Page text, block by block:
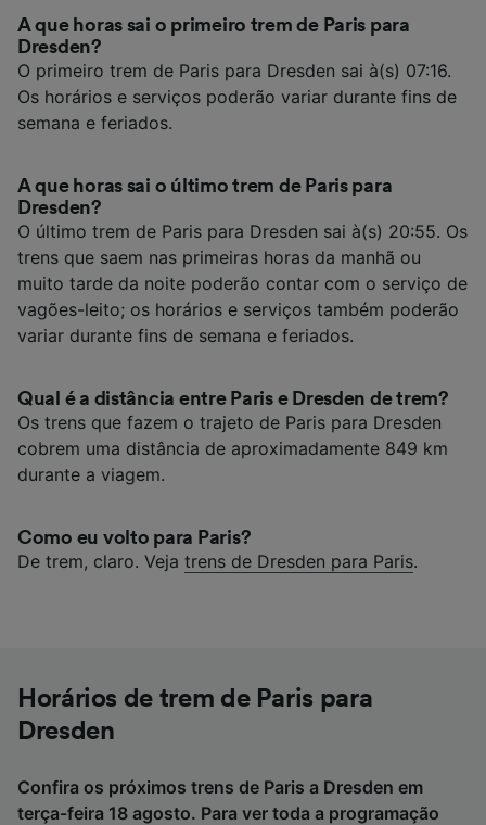
A que horas sai o primeiro trem de Paris para
Dresden?
O primeiro trem de Paris para Dresden sai à(s) 07:16.
Os horários e serviços poderão variar durante fins de
semana e feriados.
A que horas sai o último trem de Paris para
Dresden?
O último trem de Paris para Dresden sai à(s) 20:55. Os
trens que saem nas primeiras horas da manhã ou
muito tarde da noite poderão contar com o serviço de
vagões-leito; os horários e serviços também poderão
variar durante fins de semana e feriados.
Qual é a distância entre Paris e Dresden de trem?
Os trens que fazem o trajeto de Paris para Dresden
cobrem uma distância de aproximadamente 849 km
durante a viagem.
Como eu volto para Paris?
De trem, claro. Veja trens de Dresden para Paris.
Horários de trem de Paris para
Dresden
Confira os próximos trens de Paris a Dresden em
terça-feira 18 agosto. Para ver toda a programação